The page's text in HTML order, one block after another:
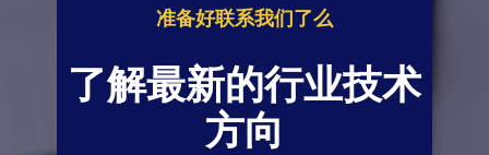
准备好联系我们了么
了解最新的行业技术
方向